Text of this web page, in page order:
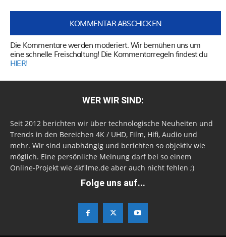
Die Kommentare werden moderiert. Wir bemühen uns um
eine schnelle Freischaltung! Die Kommentarregeln findest du
HIER!
WER WIR SIND:
Seit 2012 berichten wir über technologische Neuheiten und
Trends in den Bereichen 4K / UHD, Film, Hifi, Audio und
mehr. Wir sind unabhängig und berichten so objektiv wie
möglich. Eine persönliche Meinung darf bei so einem
Online-Projekt wie 4kfilme.de aber auch nicht fehlen ;)
Folge uns auf...